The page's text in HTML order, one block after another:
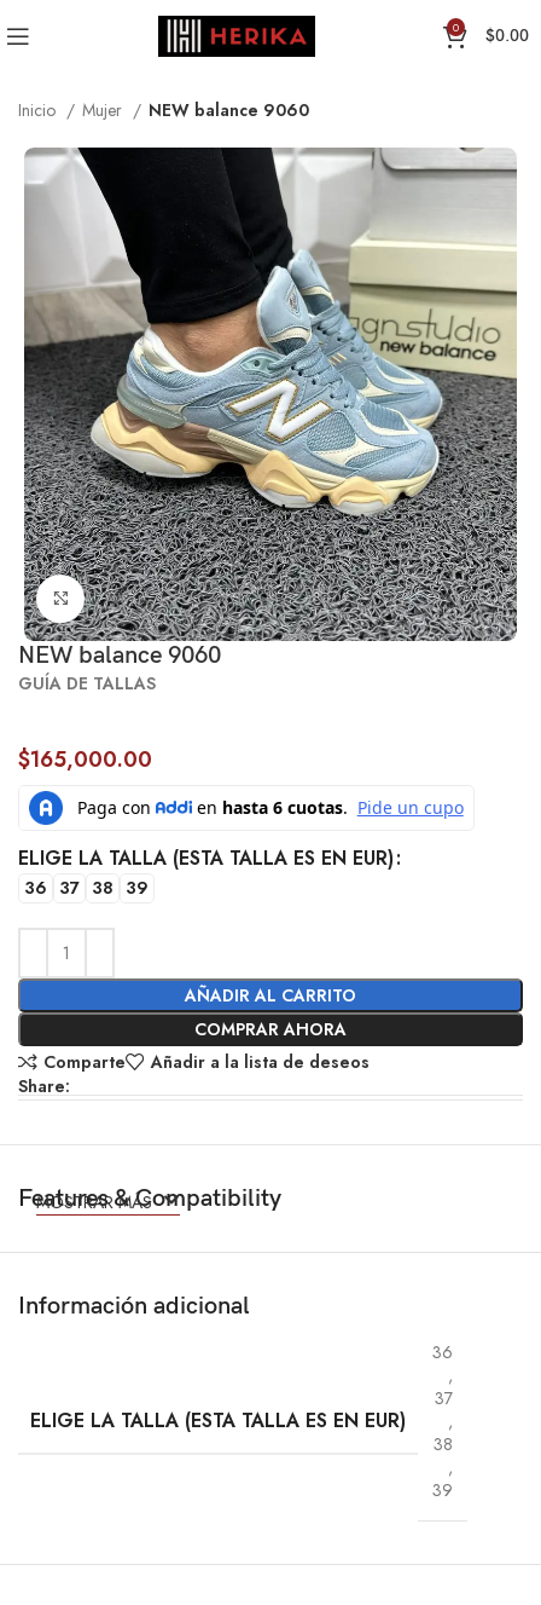
0 $0.00
Inicio Mujer NEW balance 9060
Click to enlarge
NEW balance 9060
GUÍA DE TALLAS
$165,000.00
ELIGE LA TALLA (ESTA TALLA ES EN EUR)
36 37 38 39
AÑADIR AL CARRITO
COMPRAR AHORA
Comparte
Añadir a la lista de deseos
Share:
Features & Compatibility
MOSTRAR MÁS
Información adicional
ELIGE LA TALLA (ESTA TALLA ES EN EUR)
36
,
37
,
38
,
39